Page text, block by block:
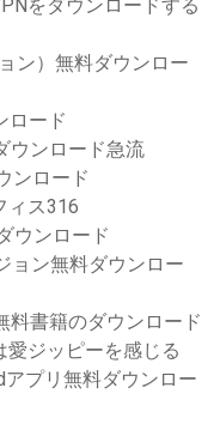
をダウンロードする
ン）無料ダウンロー
ロード
ウンロード急流
ンロード
ィス316
ウンロード
ョン無料ダウンロー
料書籍のダウンロード
ジッピーを感じる
プリ無料ダウンロー